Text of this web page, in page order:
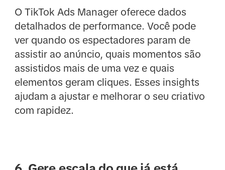
O TikTok Ads Manager oferece dados
detalhados de performance. Você pode
ver quando os espectadores param de
assistir ao anúncio, quais momentos são
assistidos mais de uma vez e quais
elementos geram cliques. Esses insights
ajudam a ajustar e melhorar o seu criativo
com rapidez.